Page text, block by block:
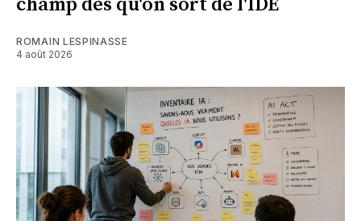
champ dès qu'on sort de l'IDE
ROMAIN LESPINASSE
4 août 2026